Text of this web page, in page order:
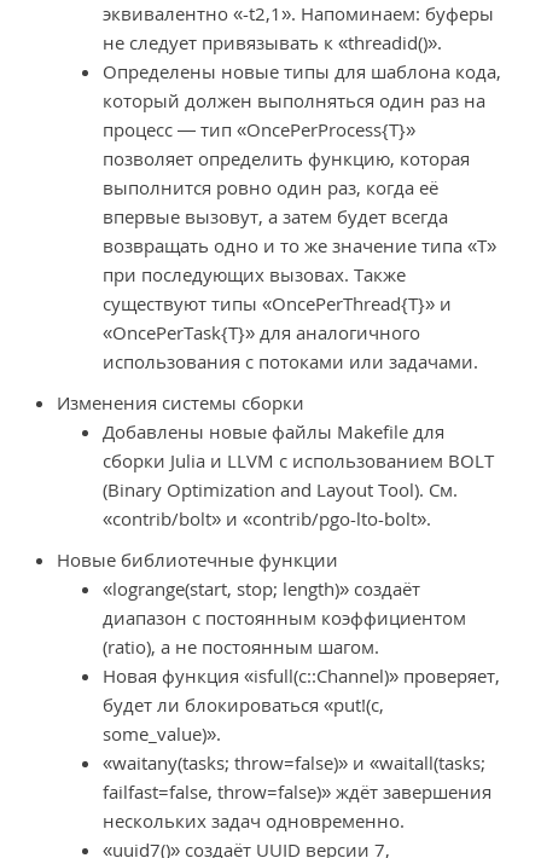
эквивалентно «-t2,1». Напоминаем: буферы
не следует привязывать к «threadid()».
Определены новые типы для шаблона кода,
который должен выполняться один раз на
процесс — тип «OncePerProcess{T}»
позволяет определить функцию, которая
выполнится ровно один раз, когда её
впервые вызовут, а затем будет всегда
возвращать одно и то же значение типа «T»
при последующих вызовах. Также
существуют типы «OncePerThread{T}» и
«OncePerTask{T}» для аналогичного
использования с потоками или задачами.
Изменения системы сборки
Добавлены новые файлы Makefile для
сборки Julia и LLVM с использованием BOLT
(Binary Optimization and Layout Tool). См.
«contrib/bolt» и «contrib/pgo-lto-bolt».
Новые библиотечные функции
«logrange(start, stop; length)» создаёт
диапазон с постоянным коэффициентом
(ratio), а не постоянным шагом.
Новая функция «isfull(c::Channel)» проверяет,
будет ли блокироваться «put!(c,
some_value)».
«waitany(tasks; throw=false)» и «waitall(tasks;
failfast=false, throw=false)» ждёт завершения
нескольких задач одновременно.
«uuid7()» создаёт UUID версии 7,